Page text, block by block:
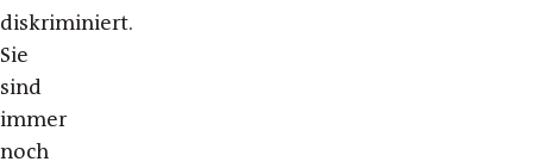
diskriminiert.
Sie
sind
immer
noch